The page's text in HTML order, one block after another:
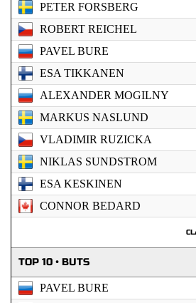
PETER FORSBERG
ROBERT REICHEL
PAVEL BURE
ESA TIKKANEN
ALEXANDER MOGILNY
MARKUS NASLUND
VLADIMIR RUZICKA
NIKLAS SUNDSTROM
ESA KESKINEN
CONNOR BEDARD
TOP 10 • BUTS
PAVEL BURE